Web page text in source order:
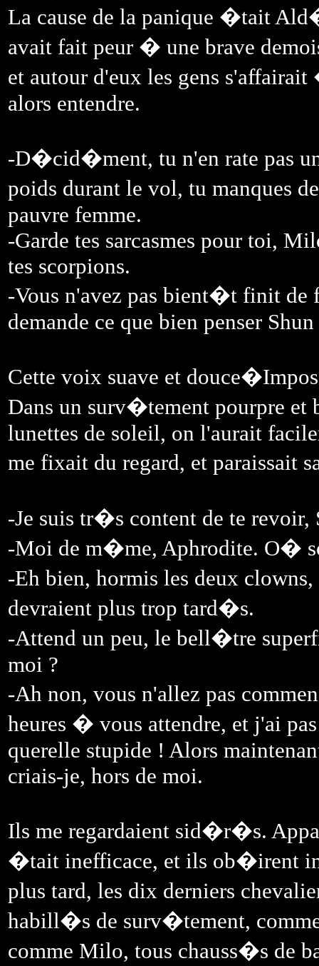
La cause de la panique �tait
avait fait peur � une brave
et autour d'eux les gens
alors entendre.
-D�cid�ment, tu n'en rate pas
poids durant le vol, tu manques
pauvre femme.
-Garde tes sarcasmes pour toi,
tes scorpions.
-Vous n'avez pas bient�t finit de
demande ce que bien penser
Cette voix suave et
Dans un surv�tement pourpre et
lunettes de soleil, on l'aurait
me fixait du regard, et paraissait
-Je suis tr�s content de te revoir,
-Moi de m�me, Aphrodite. O�
-Eh bien, hormis les deux
devraient plus trop tard�s.
-Attend un peu, le bell�tre
moi ?
-Ah non, vous n'allez pas
heures � vous attendre, et j'ai
querelle stupide ! Alors
criais-je, hors de moi.
Ils me regardaient sid�r�s.
�tait inefficace, et ils ob�irent
plus tard, les dix derniers
habill�s de surv�tement,
comme Milo, tous chauss�s de